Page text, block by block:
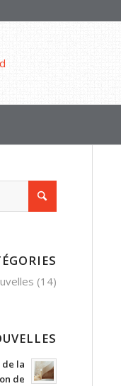
(14)
de la
de